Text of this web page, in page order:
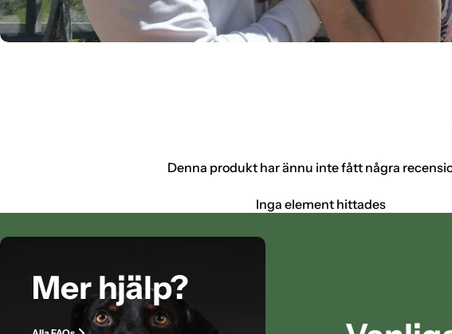
Denna produkt har ännu inte fått några
Inga element hittades
Mer hjälp?